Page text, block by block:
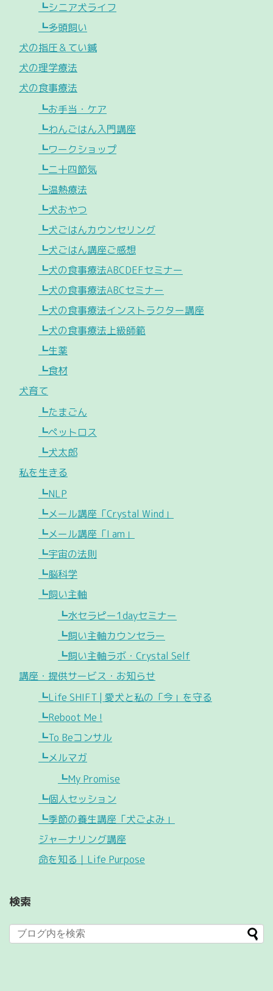
┗シニア犬ライフ
┗多頭飼い
犬の指圧＆てい鍼
犬の理学療法
犬の食事療法
┗お手当・ケア
┗わんごはん入門講座
┗ワークショップ
┗二十四節気
┗温熱療法
┗犬おやつ
┗犬ごはんカウンセリング
┗犬ごはん講座ご感想
┗犬の食事療法ABCDEFセミナー
┗犬の食事療法ABCセミナー
┗犬の食事療法インストラクター講座
┗犬の食事療法上級師範
┗生薬
┗食材
犬育て
┗たまごん
┗ペットロス
┗犬太郎
私を生きる
┗NLP
┗メール講座「Crystal Wind」
┗メール講座「I am」
┗宇宙の法則
┗脳科学
┗飼い主軸
┗水セラピー1dayセミナー
┗飼い主軸カウンセラー
┗飼い主軸ラボ・Crystal Self
講座・提供サービス・お知らせ
┗Life SHIFT | 愛犬と私の「今」を守る
┗Reboot Me !
┗To Beコンサル
┗メルマガ
┗My Promise
┗個人セッション
┗季節の養生講座「犬ごよみ」
ジャーナリング講座
命を知る｜Life Purpose
検索